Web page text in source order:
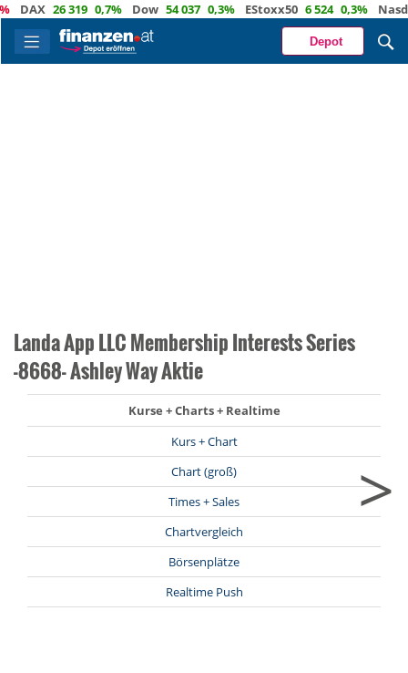
26 319 0,7% Dow 54 037 0,3% EStoxx50 6 524 0,3% Nasdaq
Depot
Landa App LLC Membership Interests Series
-8668- Ashley Way Aktie
Kurse + Charts + Realtime
Kurs + Chart
Chart (groß)
Times + Sales
Chartvergleich
Börsenplätze
Realtime Push
>